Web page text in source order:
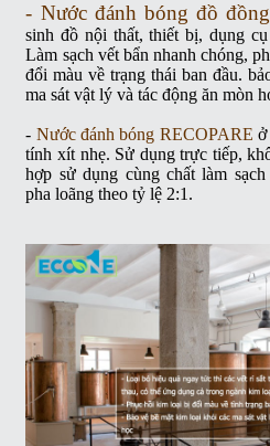
- Nước đánh bóng đồ
sinh đồ nội thất, thiết bị, dụng
Làm sạch vết bẩn nhanh chóng,
đổi màu về trạng thái ban đầu.
ma sát vật lý và tác động ăn mòn
- Nước đánh bóng RECOPARE ở
tính xít nhẹ. Sử dụng trực tiếp,
hợp sử dụng cùng chất làm
pha loãng theo tỷ lệ 2:1.